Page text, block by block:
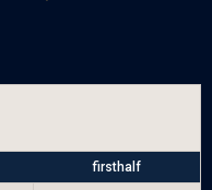
firsthalf